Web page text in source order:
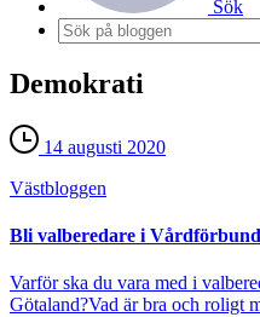
Sök
Demokrati
14 augusti 2020
Väst­bloggen
Bli valberedare i
Varför ska du vara med i
Götaland?Vad är bra och roligt